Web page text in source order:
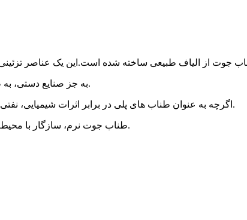
به جز صنایع دستی، به طور گسترده در باغ، عرشه، کشاورزی و ماهیگیری استفاده می شود.
اگرچه به عنوان طناب های پلی در برابر اثرات شیمیایی، نفتی، آب و هوایی مقاوم یا مقاوم نیست، اما برتری های خاص خود را دارد.
طناب جوت نرم، سازگار با محیط زیست و لغزنده نیست.این یک انتخاب عالی برای خاراندن گربه است.